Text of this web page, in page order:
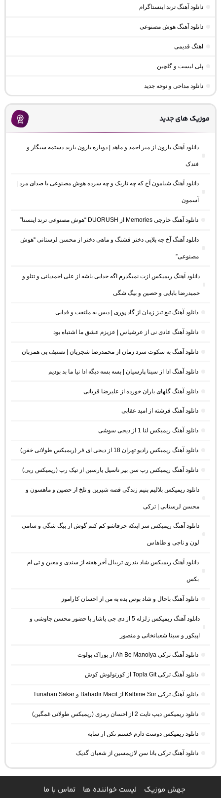
دانلود آهنگ ترند اینستاگرام
دانلود آهنگ هوش مصنوعی
اهنگ قدیمی
پلی لیست و گلچین
دانلود مداحی و نوحه جدید
موزیک های جدید
دانلود آهنگ بارون از میر احمد و ماهد | دوباره بارون بارید دستمه سیگار و
فندک
دانلود آهنگ شبامون آخ که چه تاریک و چه سرده هوش مصنوعی با صدای مرد |
آسمون
دانلود آهنگ خارجی Memories از DUORUSH “هوش مصنوعی ترند اینستا”
دانلود آهنگ آخ چه بلایی دختر قشنگ و ماهی دختر از محسن لرستانی “هوش
مصنوعی”
دانلود آهنگ ریمیکس ازت نمیگذرم اگه خدایی باشه از علی احمدیانی و تتلو و
حمیدرضا بابایی و حصین و بیگ شگی
دانلود آهنگ تیغ تیز زمان از گاد پوری | دیس به ملتفت و فدایی
دانلود آهنگ عادی نی از عرشیاس | عزیزم عشق ما اشتباه بود
دانلود آهنگ به سکوت سرد زمان از محمدرضا شجریان | تصنیف بی همزبان
دانلود آهنگ ادا از سینا پارسیان | بسه بسه دیگه ادا نیا ما بد بودیم
دانلود آهنگ گلهای باران خورده از علیرضا قربانی
دانلود آهنگ فرشته از امید عقابی
دانلود آهنگ ریمیکس لنا 1 از دیجی سوشی
دانلود آهنگ ریمیکس رادیو تهران 18 از دیجی ای فر (ریمیکس طولانی خفن)
دانلود آهنگ ریمیکس رپ سن بیر ناسیل یارسین از تیک رپ (ریمیکس رپی)
دانلود ریمیکس بلالیم بنیم زندگی قصه شیرین و تلخ از حصین و ماهسون و
محسن لرستانی | ترکی
دانلود آهنگ ریمیکس سر اینکه حرفاشو کم کنم گوش از بیگ شگی و سامی
لون و ناجی و طاهاس
دانلود آهنگ ریمیکس شاد بندری تریبال آخر هفته از سندی و معین و تی ام
بکس
دانلود آهنگ باحال و شاد بوس بده به من از احسان کاراموز
دانلود آهنگ ریمیکس زلزله 5 از دی جی یاشار با حضور محسن چاوشی و
اپیکور و سینا شعبانخانی و منصور
دانلود آهنگ ترکی Ah Be Manolya از بوراک بولوت
دانلود آهنگ ترکی Topla Git از کورتولوش کوش
دانلود آهنگ ترکی Kalbine Sor از Bahadır Macit و Tunahan Sakar
دانلود ریمیکس دیپ نایت 2 از احسان رمزی (ریمیکس طولانی غمگین)
دانلود ریمیکس دوست دارم خستم نکن از سایه
دانلود آهنگ ترکی بانا سن لازیمسین از شعبان گدیک
جهش موزیک لیست خواننده ها تماس با ما